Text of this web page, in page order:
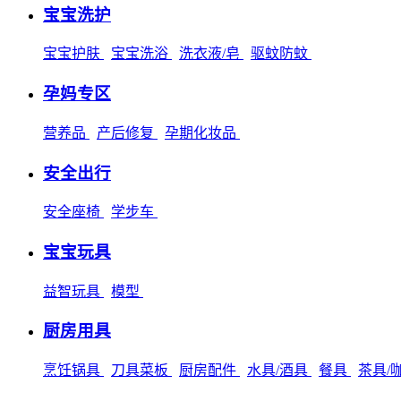
宝宝洗护
宝宝护肤 宝宝洗浴 洗衣液/皂 驱蚊防蚊
孕妈专区
营养品 产后修复 孕期化妆品
安全出行
安全座椅 学步车
宝宝玩具
益智玩具 模型
厨房用具
烹饪锅具 刀具菜板 厨房配件 水具/酒具 餐具 茶具/